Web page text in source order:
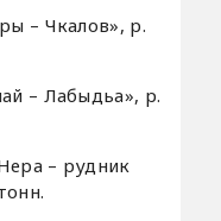
– Чкалов», р.
– Лабыдьа», р.
– рудник